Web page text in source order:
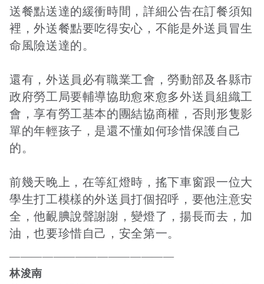
送餐點送達的緩衝時間，詳細公告在訂餐須知
裡，外送餐點要吃得安心，不能是外送員冒生
命風險送達的。
還有，外送員必有職業工會，勞動部及各縣市
政府勞工局要輔導協助愈來愈多外送員組織工
會，享有勞工基本的團結協商權，否則形隻影
單的年輕孩子，是還不懂如何珍惜保護自己
的。
前幾天晚上，在等紅燈時，搖下車窗跟一位大
學生打工模樣的外送員打個招呼，要他注意安
全，他靦腆說聲謝謝，變燈了，揚長而去，加
油，也要珍惜自己，安全第一。
———————————————
林浚南